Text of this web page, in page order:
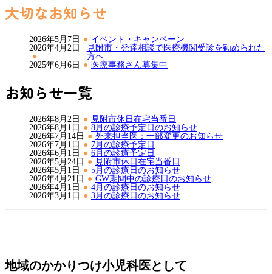
大切なお知らせ
イベント・キャンペーン
2026年5月7日
見附市・発達相談で医療機関受診を勧められた
方へ
2026年4月2日
医療事務さん募集中
2025年6月6日
お知らせ一覧
見附市休日在宅当番日
2026年8月2日
8月の診療予定日のお知らせ
2026年8月1日
外来担当医：一部変更のお知らせ
2026年7月14日
7月の診療予定日
2026年7月1日
6月の診療予定日
2026年6月1日
見附市休日在宅当番日
2026年5月24日
5月の診療日のお知らせ
2026年5月1日
GW期間中の診療日のお知らせ
2026年4月21日
4月の診療日のお知らせ
2026年4月1日
3月の診療日のお知らせ
2026年3月1日
地域のかかりつけ小児科医として